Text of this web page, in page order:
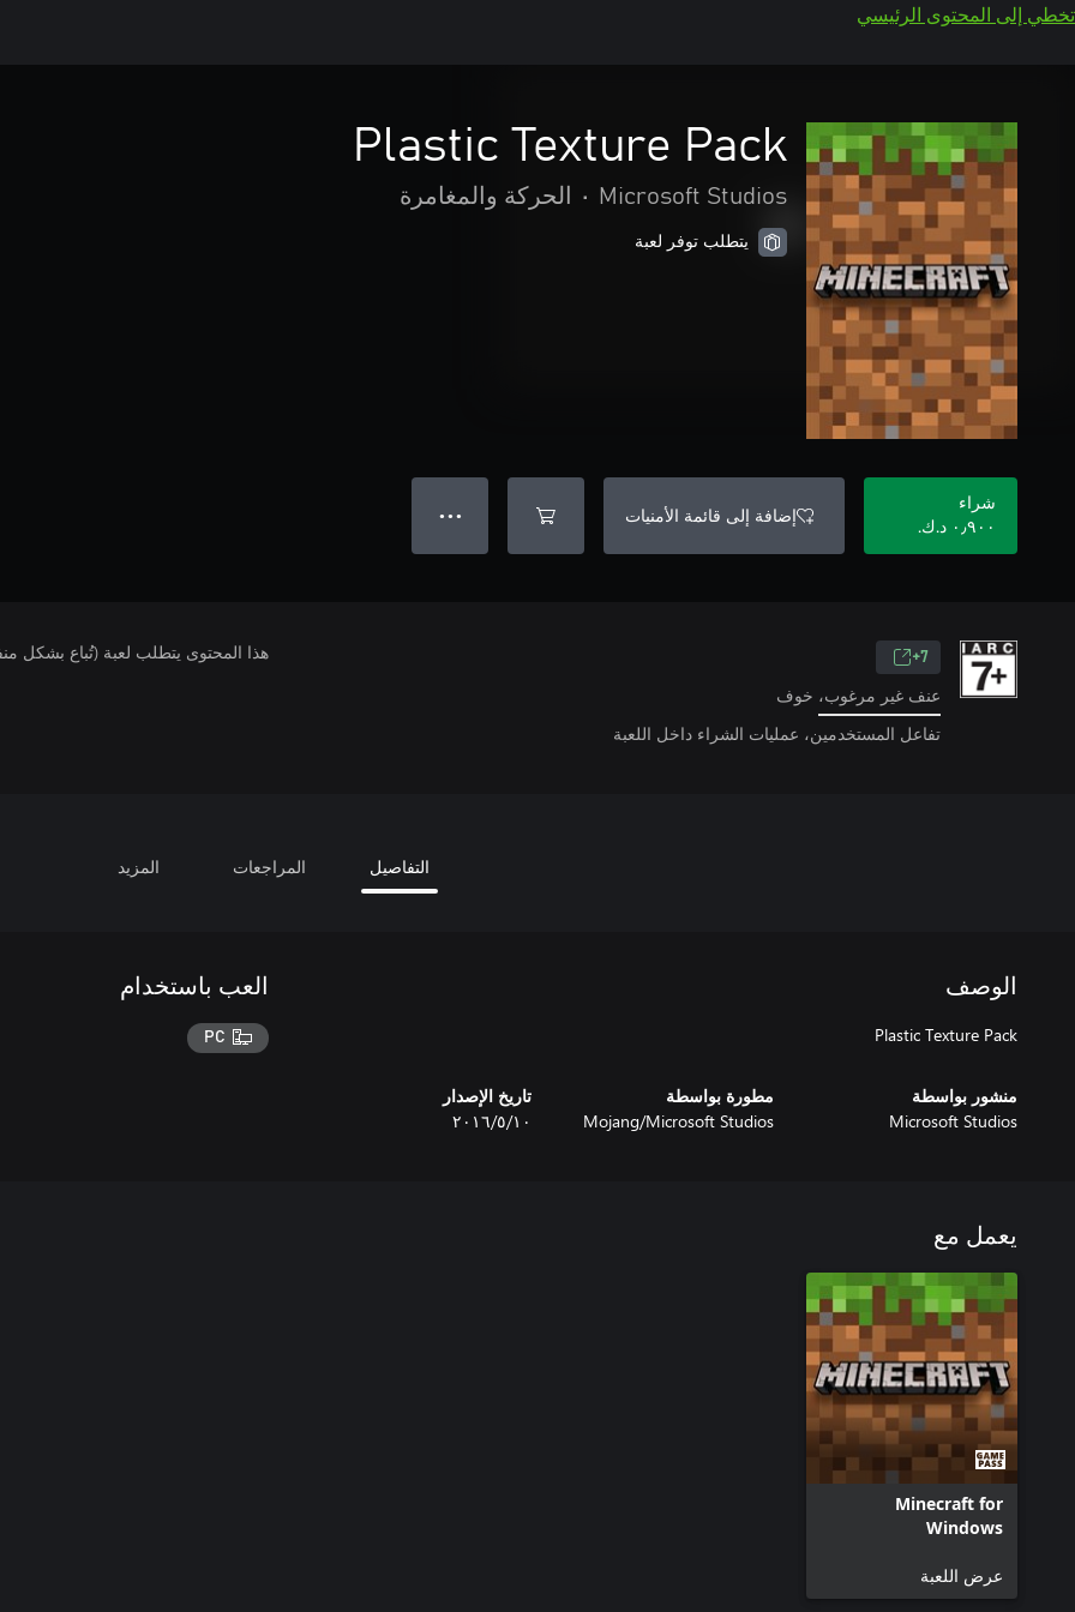
تخطي إلى المحتوى الرئيسي
Plastic Texture Pack
Microsoft Studios
• الحركة والمغامرة
يتطلب توفر لعبة
شراء
٠٫٩٠٠ د.ك.‏
إضافة إلى قائمة الأمنيات ● ● ●
7+
عنف غير مرغوب، خوف
تفاعل المستخدمين، عمليات الشراء داخل اللعبة
هذا المحتوى يتطلب لعبة (تُباع بشكل
التفاصيل المراجعات المزيد
الوصف
Plastic Texture Pack
منشور بواسطة
Microsoft Studios
مطورة بواسطة
Mojang/Microsoft Studios
تاريخ الإصدار
١٠‏/٥‏/٢٠١٦
العب باستخدام
PC
يعمل مع
Minecraft for
Windows
عرض اللعبة